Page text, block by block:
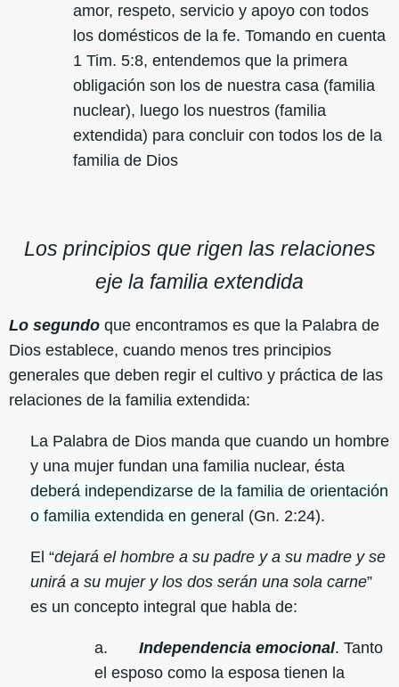
amor, respeto, servicio y apoyo con todos
los domésticos de la fe. Tomando en cuenta
1 Tim. 5:8, entendemos que la primera
obligación son los de nuestra casa (familia
nuclear), luego los nuestros (familia
extendida) para concluir con todos los de la
familia de Dios
Los principios que rigen las relaciones
eje la familia extendida
Lo segundo que encontramos es que la Palabra de
Dios establece, cuando menos tres principios
generales que deben regir el cultivo y práctica de las
relaciones de la familia extendida:
La Palabra de Dios manda que cuando un hombre
y una mujer fundan una familia nuclear, ésta
deberá independizarse de la familia de orientación
o familia extendida en general (Gn. 2:24).
El “dejará el hombre a su padre y a su madre y se
unirá a su mujer y los dos serán una sola carne”
es un concepto integral que habla de:
a. Independencia emocional. Tanto
el esposo como la esposa tienen la